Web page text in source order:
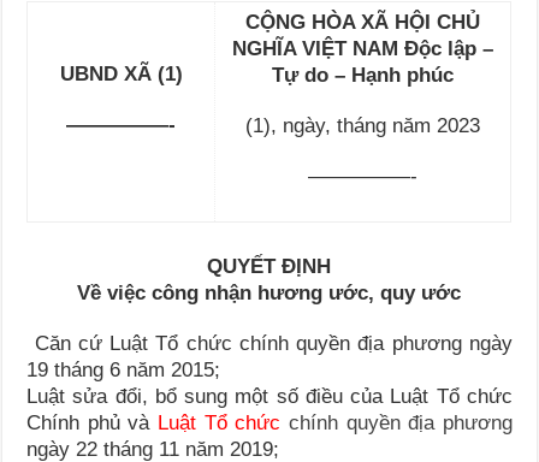
UBND XÃ (1)
—————-
CỘNG HÒA XÃ HỘI CHỦ
NGHĨA VIỆT NAM Độc lập –
Tự do – Hạnh phúc
(1), ngày, tháng năm 2023
—————-
QUYẾT ĐỊNH
Về việc công nhận hương ước, quy ước
Căn cứ Luật Tổ chức chính quyền địa phương ngày
19 tháng 6 năm 2015;
Luật sửa đổi, bổ sung một số điều của Luật Tổ chức
Chính phủ và Luật Tổ chức chính quyền địa phương
ngày 22 tháng 11 năm 2019;